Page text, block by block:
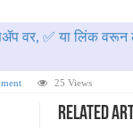
संधी ! IBPS Bharti 2026
उपलब्ध ! Engineering
सुरु ! Nagpur University
वर, ✅ या लिंक
25 Views
Related